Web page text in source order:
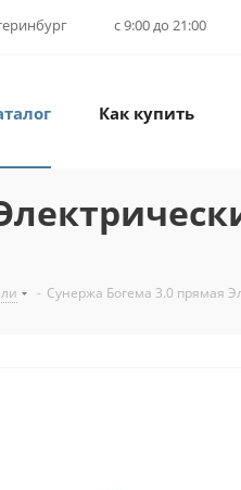
с 9:00 до 21:00
Как купить
- Сунержа Богема 3.0 прямая